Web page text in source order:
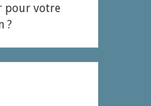
pour votre
?